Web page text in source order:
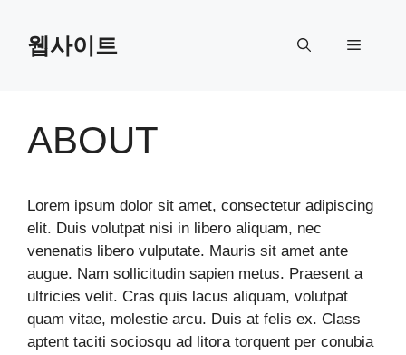
content웹사이트 Menu
ABOUT
Lorem ipsum dolor sit amet, consectetur adipiscing
elit. Duis volutpat nisi in libero aliquam, nec
venenatis libero vulputate. Mauris sit amet ante
augue. Nam sollicitudin sapien metus. Praesent a
ultricies velit. Cras quis lacus aliquam, volutpat
quam vitae, molestie arcu. Duis at felis ex. Class
aptent taciti sociosqu ad litora torquent per conubia